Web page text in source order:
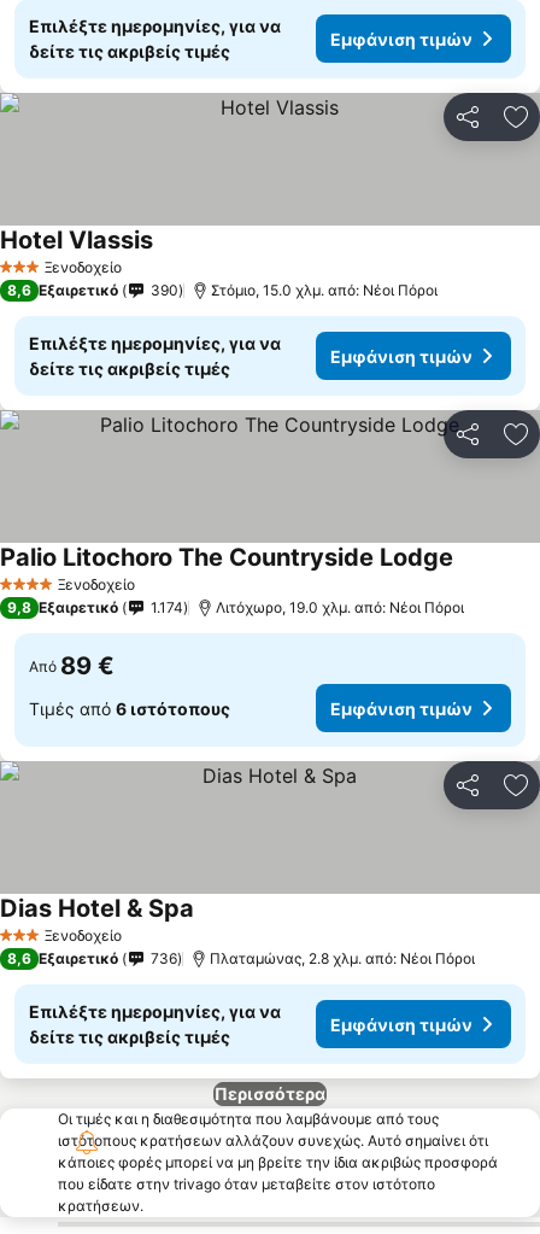
Επιλέξτε ημερομηνίες, για να
δείτε τις ακριβείς τιμές
Εμφάνιση τιμών
3 ΑστέριαΞενοδοχείο
Hotel VlassisΕμφάνιση τιμών
8,6 Εξαιρετικό 390 Στόμιο, 15.0 χλμ. από: Νέοι Πόροι
Επιλέξτε ημερομηνίες, για να
δείτε τις ακριβείς τιμές
Εμφάνιση τιμών
4 ΑστέριαΞενοδοχείο
Palio Litochoro The Countryside Lodge
9,8 Εξαιρετικό 1.174 Λιτόχωρο, 19.0 χλμ. από: Νέοι Πόροι
Από 89 €
Τιμές από 6 ιστότοπους Εμφάνιση τιμών
3 ΑστέριαΞενοδοχείο
Dias Hotel & Spa
8,6 Εξαιρετικό 736 Πλαταμώνας, 2.8 χλμ. από: Νέοι Πόροι
Επιλέξτε ημερομηνίες, για να
δείτε τις ακριβείς τιμές
Εμφάνιση τιμών
Περισσότερα
Οι τιμές και η διαθεσιμότητα που λαμβάνουμε από τους
ιστότοπους κρατήσεων αλλάζουν συνεχώς. Αυτό σημαίνει ότι
κάποιες φορές μπορεί να μη βρείτε την ίδια ακριβώς προσφορά
που είδατε στην trivago όταν μεταβείτε στον ιστότοπο
κρατήσεων.